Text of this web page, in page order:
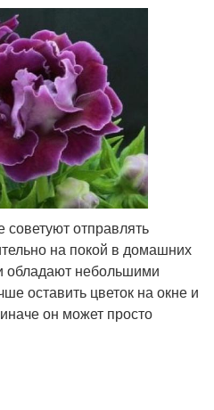
отправлять
на покой в домашних
обладают небольшими
оставить цветок на окне и
он может просто